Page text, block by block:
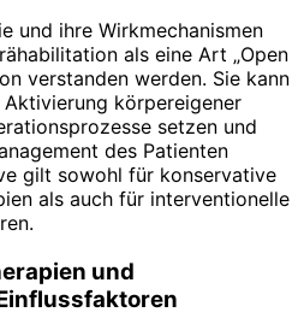
und ihre Wirkmechanismen
als eine Art „Open
verstanden werden. Sie kann
körpereigener
setzen und
des Patienten
gilt sowohl für konservative
als auch für interventionelle
und